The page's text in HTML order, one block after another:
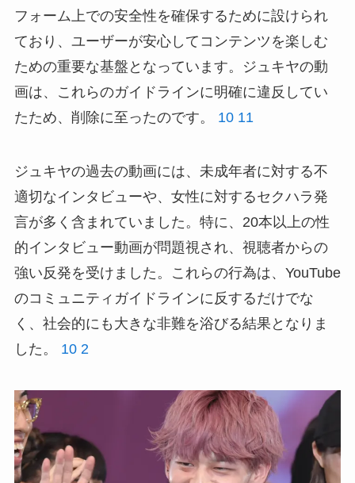
フォーム上での安全性を確保するために設けられ
ており、ユーザーが安心してコンテンツを楽しむ
ための重要な基盤となっています。ジュキヤの動
画は、これらのガイドラインに明確に違反してい
たため、削除に至ったのです。 10 11
ジュキヤの過去の動画には、未成年者に対する不
適切なインタビューや、女性に対するセクハラ発
言が多く含まれていました。特に、20本以上の性
的インタビュー動画が問題視され、視聴者からの
強い反発を受けました。これらの行為は、YouTube
のコミュニティガイドラインに反するだけでな
く、社会的にも大きな非難を浴びる結果となりま
した。 10 2